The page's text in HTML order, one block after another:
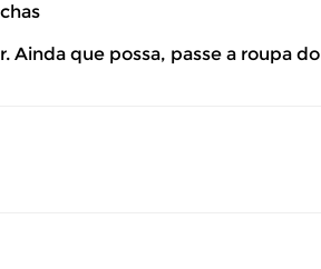
Ainda que possa, passe a roupa do